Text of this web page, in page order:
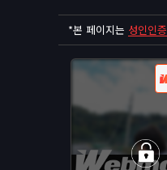
*본 페이지는 성인인증